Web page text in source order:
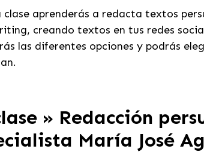
clase aprenderás a redacta textos
creando textos en tus redes
las diferentes opciones y podrás
» Redacción
María José